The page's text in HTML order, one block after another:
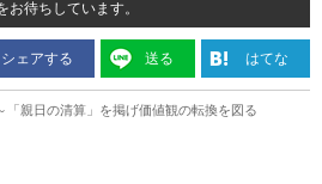
お待ちしています。
シェアする 送る はてな
「親日の清算」を掲げ価値観の転換を図る